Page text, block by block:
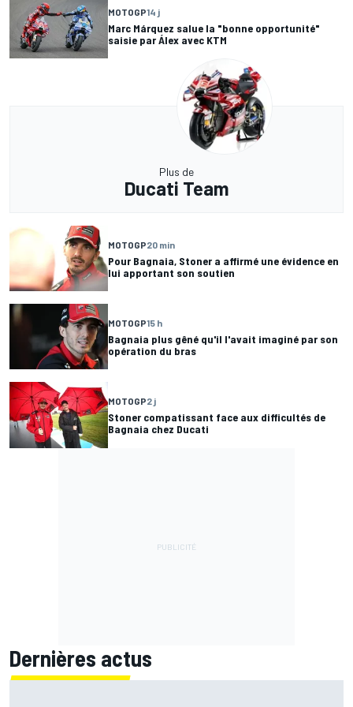
MOTOGP14 j
Marc Márquez salue la "bonne opportunité"
saisie par Álex avec KTM
Plus de
Ducati Team
MOTOGP20 min
Pour Bagnaia, Stoner a affirmé une évidence en
lui apportant son soutien
MOTOGP15 h
Bagnaia plus gêné qu'il l'avait imaginé par son
opération du bras
MOTOGP2 j
Stoner compatissant face aux difficultés de
Bagnaia chez Ducati
Dernières actus